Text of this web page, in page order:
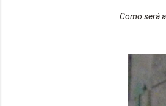
Como será